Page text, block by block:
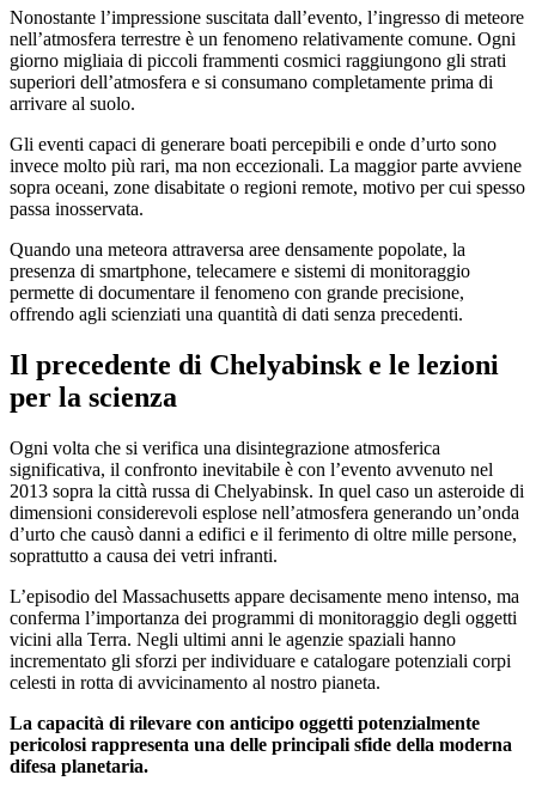
Nonostante l’impressione suscitata dall’evento, l’ingresso di meteore
nell’atmosfera terrestre è un fenomeno relativamente comune. Ogni
giorno migliaia di piccoli frammenti cosmici raggiungono gli strati
superiori dell’atmosfera e si consumano completamente prima di
arrivare al suolo.
Gli eventi capaci di generare boati percepibili e onde d’urto sono
invece molto più rari, ma non eccezionali. La maggior parte avviene
sopra oceani, zone disabitate o regioni remote, motivo per cui spesso
passa inosservata.
Quando una meteora attraversa aree densamente popolate, la
presenza di smartphone, telecamere e sistemi di monitoraggio
permette di documentare il fenomeno con grande precisione,
offrendo agli scienziati una quantità di dati senza precedenti.
Il precedente di Chelyabinsk e le lezioni
per la scienza
Ogni volta che si verifica una disintegrazione atmosferica
significativa, il confronto inevitabile è con l’evento avvenuto nel
2013 sopra la città russa di Chelyabinsk. In quel caso un asteroide di
dimensioni considerevoli esplose nell’atmosfera generando un’onda
d’urto che causò danni a edifici e il ferimento di oltre mille persone,
soprattutto a causa dei vetri infranti.
L’episodio del Massachusetts appare decisamente meno intenso, ma
conferma l’importanza dei programmi di monitoraggio degli oggetti
vicini alla Terra. Negli ultimi anni le agenzie spaziali hanno
incrementato gli sforzi per individuare e catalogare potenziali corpi
celesti in rotta di avvicinamento al nostro pianeta.
La capacità di rilevare con anticipo oggetti potenzialmente
pericolosi rappresenta una delle principali sfide della moderna
difesa planetaria.